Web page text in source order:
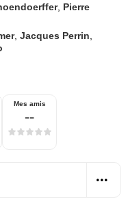
, Pierre
,Jacques Perrin
Mes amis
--